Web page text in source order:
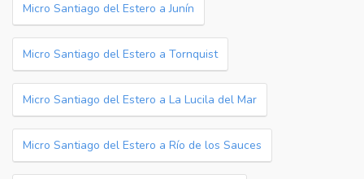
Micro Santiago del Estero a Junín
Micro Santiago del Estero a Tornquist
Micro Santiago del Estero a La Lucila del Mar
Micro Santiago del Estero a Río de los Sauces